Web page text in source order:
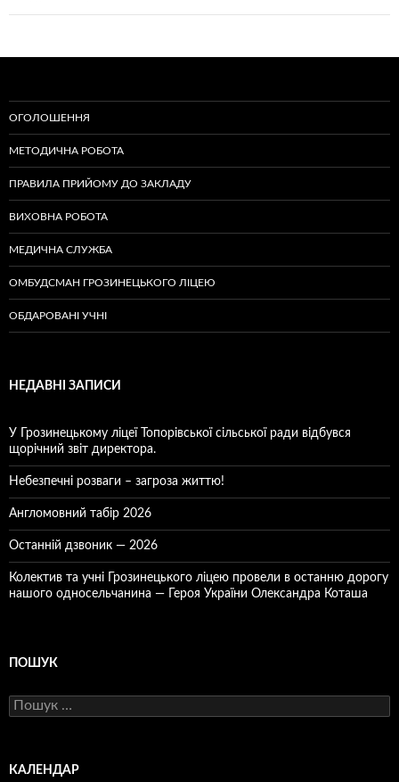
ОГОЛОШЕННЯ
МЕТОДИЧНА РОБОТА
ПРАВИЛА ПРИЙОМУ ДО ЗАКЛАДУ
ВИХОВНА РОБОТА
МЕДИЧНА СЛУЖБА
ОМБУДСМАН ГРОЗИНЕЦЬКОГО ЛІЦЕЮ
ОБДАРОВАНІ УЧНІ
НЕДАВНІ ЗАПИСИ
У Грозинецькому ліцеї Топорівської сільської ради відбувся
щорічний звіт директора.
Небезпечні розваги – загроза життю!
Англомовний табір 2026
Останній дзвоник — 2026
Колектив та учні Грозинецького ліцею провели в останню дорогу
нашого односельчанина — Героя України Олександра Коташа
ПОШУК
Пошук:
КАЛЕНДАР